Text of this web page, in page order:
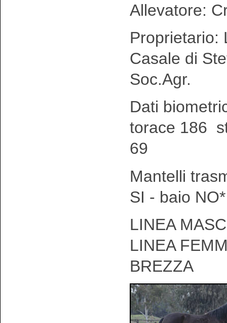
Allevatore:
Proprietario:
Casale di
Soc.Agr.
Dati
torace 186
69
Mantelli
SI - baio
LINEA
LINEA
BREZZA